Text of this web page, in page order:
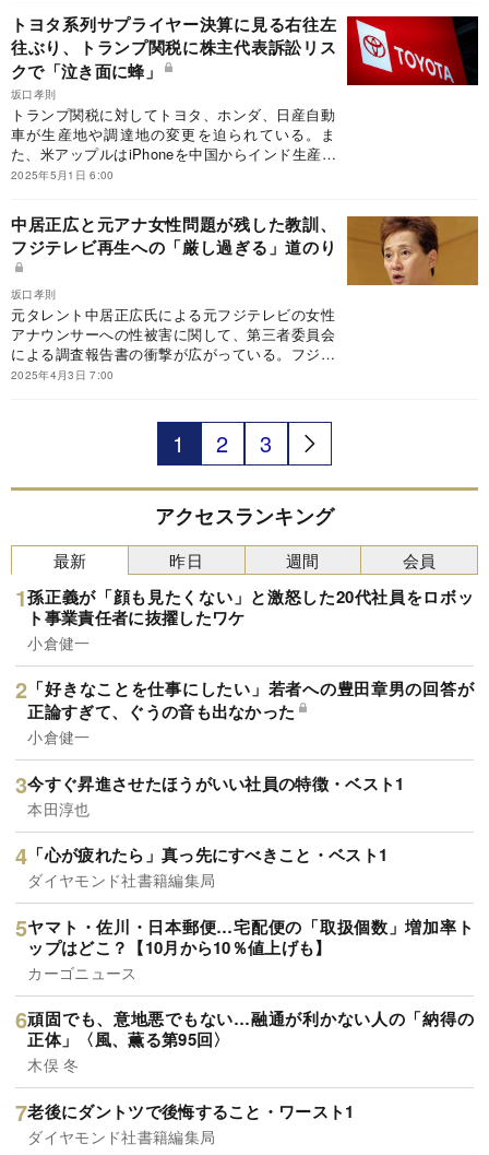
ニーのプレイステーション5の転売対策だ。
トヨタ系列サプライヤー決算に見る右往左
往ぶり、トランプ関税に株主代表訴訟リス
クで「泣き面に蜂」
坂口孝則
トランプ関税に対してトヨタ、ホンダ、日産自動
車が生産地や調達地の変更を迫られている。ま
た、米アップルはiPhoneを中国からインド生産に
切り替えるという。各社の応急措置と今後の対策
たが、2026年3月期への見解がバラバラの実態も
分析する。
2025年5月1日 6:00
中居正広と元アナ女性問題が残した教訓、
フジテレビ再生への「厳し過ぎる」道のり
坂口孝則
元タレント中居正広氏による元フジテレビの女性
アナウンサーへの性被害に関して、第三者委員会
による調査報告書の衝撃が広がっている。フジ側
は再発防止策を出したが、CMを見合わせている
うしたら視聴者の信頼を取り戻せるのか。企業の
不祥事や不正、人権問題にも詳しいコンサルタン
2025年4月3日 7:00
1 2 3
アクセスランキング
最新
孫正義が「顔も見たくない」と激怒した20代社員をロボッ
ト事業責任者に抜擢したワケ
小倉健一
「好きなことを仕事にしたい」若者への豊田章男の回答が
正論すぎて、ぐうの音も出なかった
小倉健一
今すぐ昇進させたほうがいい社員の特徴・ベスト1
本田淳也
「心が疲れたら」真っ先にすべきこと・ベスト1
ダイヤモンド社書籍編集局
ヤマト・佐川・日本郵便…宅配便の「取扱個数」増加率ト
ップはどこ？【10月から10％値上げも】
カーゴニュース
頑固でも、意地悪でもない…融通が利かない人の「納得の
正体」〈風、薫る第95回〉
木俣 冬
老後にダントツで後悔すること・ワースト1
ダイヤモンド社書籍編集局
昨日 週間 会員